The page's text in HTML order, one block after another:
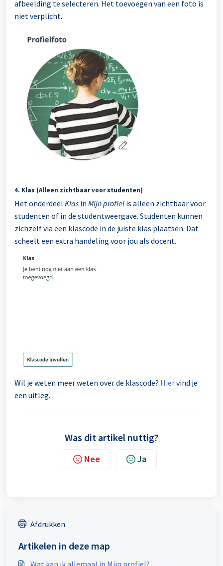
afbeelding te selecteren. Het toevoegen van een foto is
niet verplicht.
4. Klas (Alleen zichtbaar voor studenten)
Het onderdeel Klas in Mijn profiel is alleen zichtbaar voor
studenten of in de studentweergave. Studenten kunnen
zichzelf via een klascode in de juiste klas plaatsen. Dat
scheelt een extra handeling voor jou als docent.
Wil je weten meer weten over de klascode? Hiervind je
een uitleg.
Was dit artikel nuttig?
Nee Ja
Afdrukken
Artikelen in deze map
Wat kan ik allemaal in Mijn profiel?